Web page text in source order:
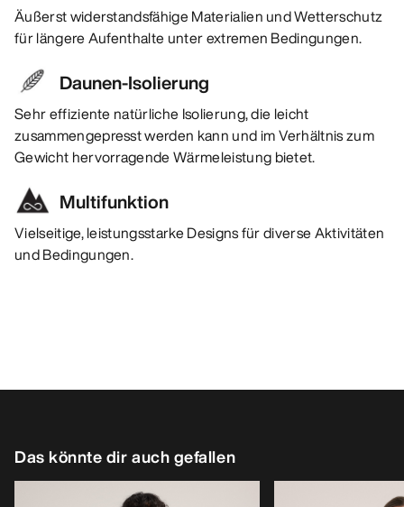
Äußerst widerstandsfähige Materialien und Wetterschutz
für längere Aufenthalte unter extremen Bedingungen.
Daunen-Isolierung
Sehr effiziente natürliche Isolierung, die leicht
zusammengepresst werden kann und im Verhältnis zum
Gewicht hervorragende Wärmeleistung bietet.
Multifunktion
Vielseitige, leistungsstarke Designs für diverse Aktivitäten
und Bedingungen.
Das könnte dir auch gefallen